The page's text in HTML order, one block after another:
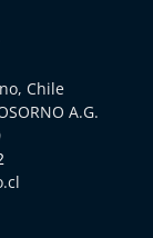
Chile
A.G.